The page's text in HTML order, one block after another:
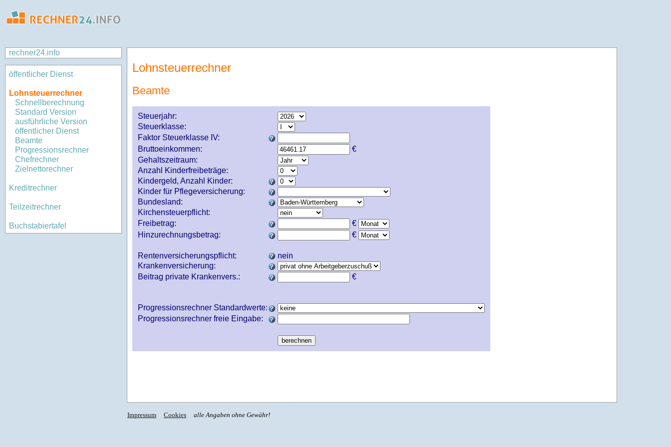
rechner24.info
öffentlicher Dienst
Lohnsteuerrechner
Schnellberechnung
Standard Version
ausführliche Version
öffentlicher Dienst
Beamte
Progressionsrechner
Chefrechner
Zielnettorechner
Kreditrechner
Teilzeitrechner
Buchstabiertafel
Lohnsteuerrechner
Beamte
Steuerjahr:
Steuerklasse:
Faktor Steuerklasse IV:
Bruttoeinkommen:
€
Gehaltszeitraum:
Anzahl Kinderfreibeträge:
Kindergeld, Anzahl Kinder:
Kinder für Pflegeversicherung:
Bundesland:
Kirchensteuerpflicht:
Freibetrag:
€
Hinzurechnungsbetrag:
€
Rentenversicherungspflicht:
nein
Krankenversicherung:
Beitrag private Krankenvers.:
€
Progressionsrechner Standardwerte:
Progressionsrechner freie Eingabe:
Impressum Cookies alle Angaben ohne Gewähr!